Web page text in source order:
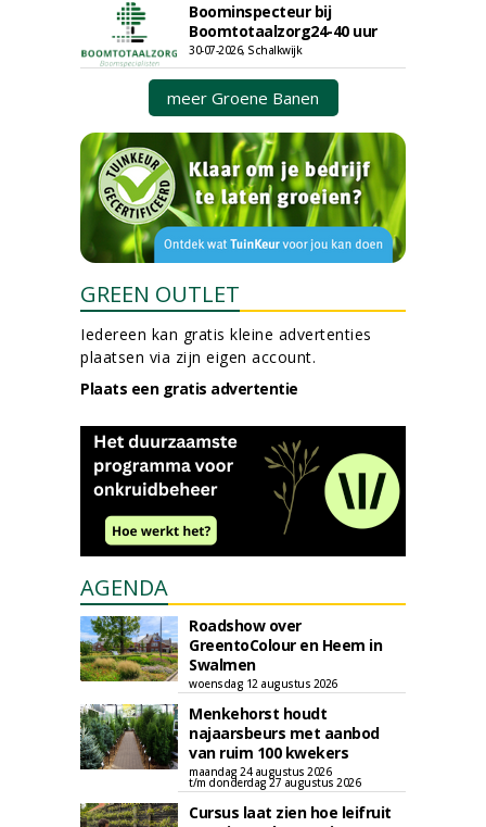
Boominspecteur bij
Boomtotaalzorg24-40 uur
30-07-2026, Schalkwijk
meer Groene Banen
GREEN OUTLET
Iedereen kan gratis kleine advertenties
plaatsen via zijn eigen account.
Plaats een gratis advertentie
AGENDA
Roadshow over
GreentoColour en Heem in
Swalmen
woensdag 12 augustus 2026
Menkehorst houdt
najaarsbeurs met aanbod
van ruim 100 kwekers
maandag 24 augustus 2026
t/m donderdag 27 augustus 2026
Cursus laat zien hoe leifruit